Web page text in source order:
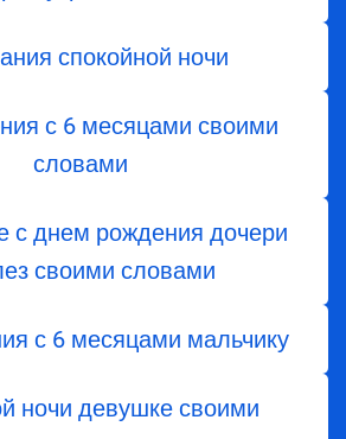
спокойной ночи
с 6 месяцами своими
словами
с днем ​​рождения дочери
своими словами
с 6 месяцами мальчику
ночи девушке своими